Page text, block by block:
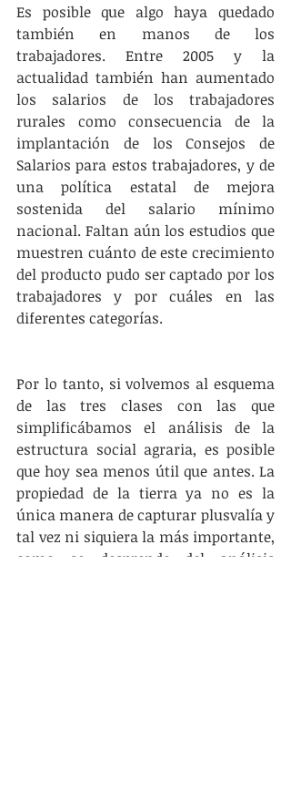
Es posible que algo haya quedado
también en manos de los
trabajadores. Entre 2005 y la
actualidad también han aumentado
los salarios de los trabajadores
rurales como consecuencia de la
implantación de los Consejos de
Salarios para estos trabajadores, y de
una política estatal de mejora
sostenida del salario mínimo
nacional. Faltan aún los estudios que
muestren cuánto de este crecimiento
del producto pudo ser captado por los
trabajadores y por cuáles en las
diferentes categorías.
Por lo tanto, si volvemos al esquema
de las tres clases con las que
simplificábamos el análisis de la
estructura social agraria, es posible
que hoy sea menos útil que antes. La
propiedad de la tierra ya no es la
única manera de capturar plusvalía y
tal vez ni siquiera la más importante,
como se desprende del análisis